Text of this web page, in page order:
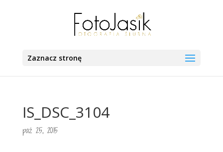
Zaznacz stronę
IS_DSC_3104
paź 25, 2015